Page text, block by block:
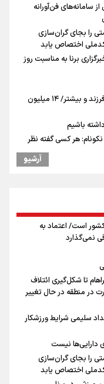
از سامانه‌های فن‌آورانه
را بجای گران‌سازی
کدملی اختصاص یابد
برنا به مناسبت روز
اعطای زمین ۲۰۰ متری به خانواده‌های دارای ۳ فرزند و بیشتر/ ۱۴ میلیون
باشیم
هر کسی گفته نظر
تمرینات خواهند داشت
عجیب نیمکت تراکتور
هستیم
به شرایطی غیر از
آرشیو
است/ اعتماد به
نمی‌گذارد
تا شکل‌گیری ائتلاف
در منطقه در حال تغییر
سلیمی شرایط ورزشکار
دارایی‌ها نیست
را بجای گران‌سازی
کدملی اختصاص یابد